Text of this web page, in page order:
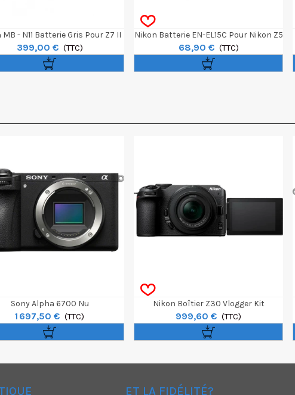
- N11 Batterie Gris Pour Z7 II
Et Z6 II
399,00 € (TTC)
Nikon Batterie EN-EL15C Pour Nikon Z5
68,90 € (TTC)
Sony Alpha 6700 Nu
1 697,50 € (TTC)
Nikon Boîtier Z30 Vlogger Kit
999,60 € (TTC)
ET LA FIDÉLITÉ?